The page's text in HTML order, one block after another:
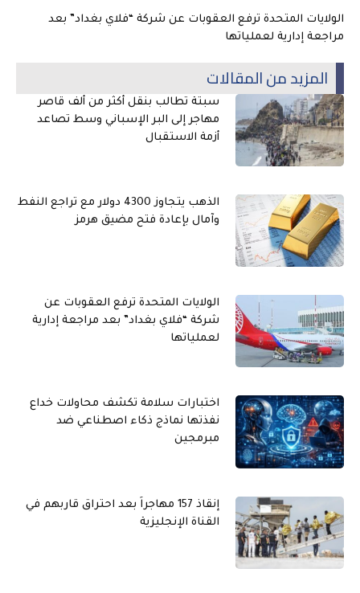
الولايات المتحدة ترفع العقوبات عن شركة “فلاي بغداد” بعد
مراجعة إدارية لعملياتها
المزيد من المقالات
سبتة تطالب بنقل أكثر من ألف قاصر
مهاجر إلى البر الإسباني وسط تصاعد
أزمة الاستقبال
الذهب يتجاوز 4300 دولار مع تراجع النفط
وآمال بإعادة فتح مضيق هرمز
الولايات المتحدة ترفع العقوبات عن
شركة “فلاي بغداد” بعد مراجعة إدارية
لعملياتها
اختبارات سلامة تكشف محاولات خداع
نفذتها نماذج ذكاء اصطناعي ضد
مبرمجين
إنقاذ 157 مهاجراً بعد احتراق قاربهم في
القناة الإنجليزية